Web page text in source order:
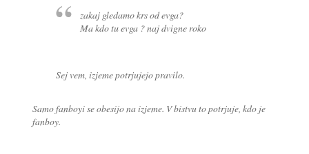
zakaj gledamo krs od evga?
Ma kdo tu evga ? naj dvigne roko
Sej vem, izjeme potrjujejo pravilo.
Samo fanboyi se obesijo na izjeme. V bistvu to potrjuje, kdo je
fanboy.